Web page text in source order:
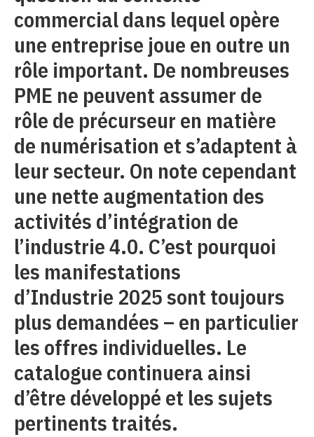
commercial dans lequel opère
une entreprise joue en outre un
rôle important. De nombreuses
PME ne peuvent assumer de
rôle de précurseur en matière
de numérisation et s’adaptent à
leur secteur. On note cependant
une nette augmentation des
activités d’intégration de
l’industrie 4.0. C’est pourquoi
les manifestations
d’Industrie 2025 sont toujours
plus demandées – en particulier
les offres individuelles. Le
catalogue continuera ainsi
d’être développé et les sujets
pertinents traités.